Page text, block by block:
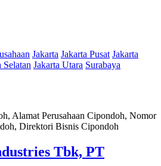
Jakarta Jakarta Pusat Jakarta
Selatan Jakarta Utara Surabaya
Alamat Perusahaan Cipondoh, Nomor
Direktori Bisnis Cipondoh
Tbk, PT